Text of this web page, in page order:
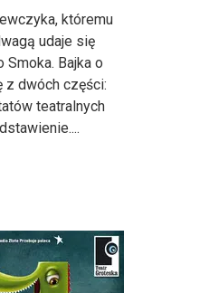
któremu
udaje się
Bajka o
z dwóch części:
teatralnych